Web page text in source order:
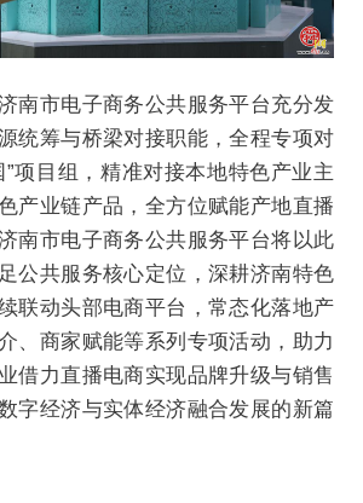
市电子商务公共服务平台充分发
统筹与桥梁对接职能，全程专项对
”项目组，精准对接本地特色产业主
产业链产品，全方位赋能产地直播
南市电子商务公共服务平台将以此
公共服务核心定位，深耕济南特色
联动头部电商平台，常态化落地产
、商家赋能等系列专项活动，助力
借力直播电商实现品牌升级与销售
字经济与实体经济融合发展的新篇